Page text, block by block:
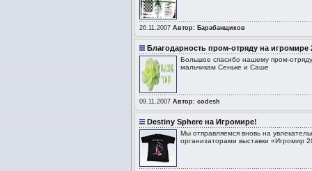
26.11.2007 Автор: Барабанщиков
Благодарность пром-отряду на игромире
Большое спасибо нашему пром-
мальчикам Сеньке и Cаше
09.11.2007 Автор: codesh
Destiny Sphere на Игромире!
Мы отправляемся вновь на
организаторами выставки